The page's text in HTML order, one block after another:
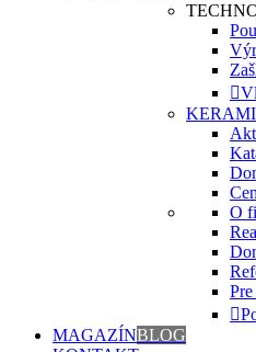
O
MAGAZÍNBLOG